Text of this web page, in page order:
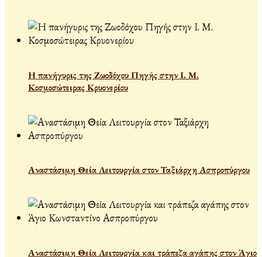
Η πανήγυρις της Ζωοδόχου Πηγής στην Ι. Μ.
Κοσμοσώτειρας Κρυονερίου
Αναστάσιμη Θεία Λειτουργία στον Ταξιάρχη Ασπροπύργου
Αναστάσιμη Θεία Λειτουργία και τράπεζα αγάπης στον Άγιο